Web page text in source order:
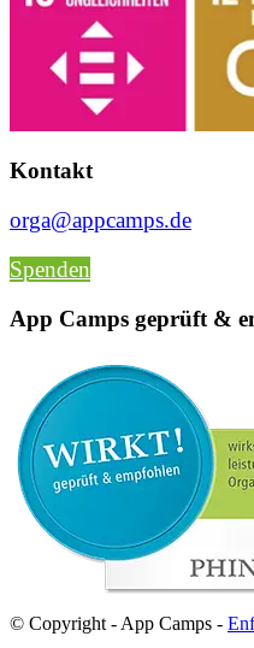
Kontakt
orga@appcamps.de
Spenden
App Camps geprüft &
© Copyright - App Camps -